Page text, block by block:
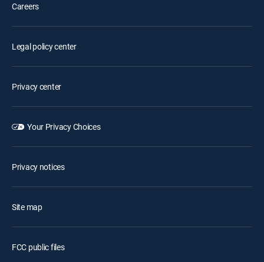
Careers
Legal policy center
Privacy center
Your Privacy Choices
Privacy notices
Site map
FCC public files